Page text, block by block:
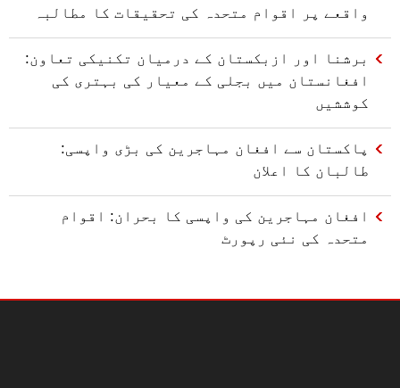
واقعے پر اقوام متحدہ کی تحقیقات کا مطالبہ
برشنا اور ازبکستان کے درمیان تکنیکی تعاون:
افغانستان میں بجلی کے معیار کی بہتری کی
کوششیں
پاکستان سے افغان مہاجرین کی بڑی واپسی:
طالبان کا اعلان
افغان مہاجرین کی واپسی کا بحران: اقوام
متحدہ کی نئی رپورٹ